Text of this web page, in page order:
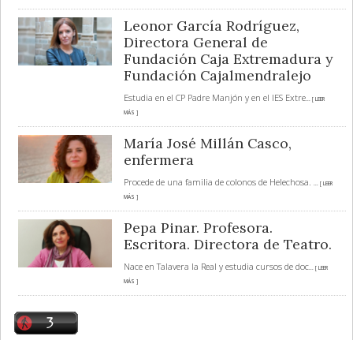
Leonor García Rodríguez,
Directora General de
Fundación Caja Extremadura y
Fundación Cajalmendralejo
Estudia en el CP Padre Manjón y en el IES Extre... [ LEER
MÁS ]
María José Millán Casco,
enfermera
Procede de una familia de colonos de Helechosa.
... [ LEER
MÁS ]
Pepa Pinar. Profesora.
Escritora. Directora de Teatro.
Nace en Talavera la Real y estudia cursos de doc... [ LEER
MÁS ]